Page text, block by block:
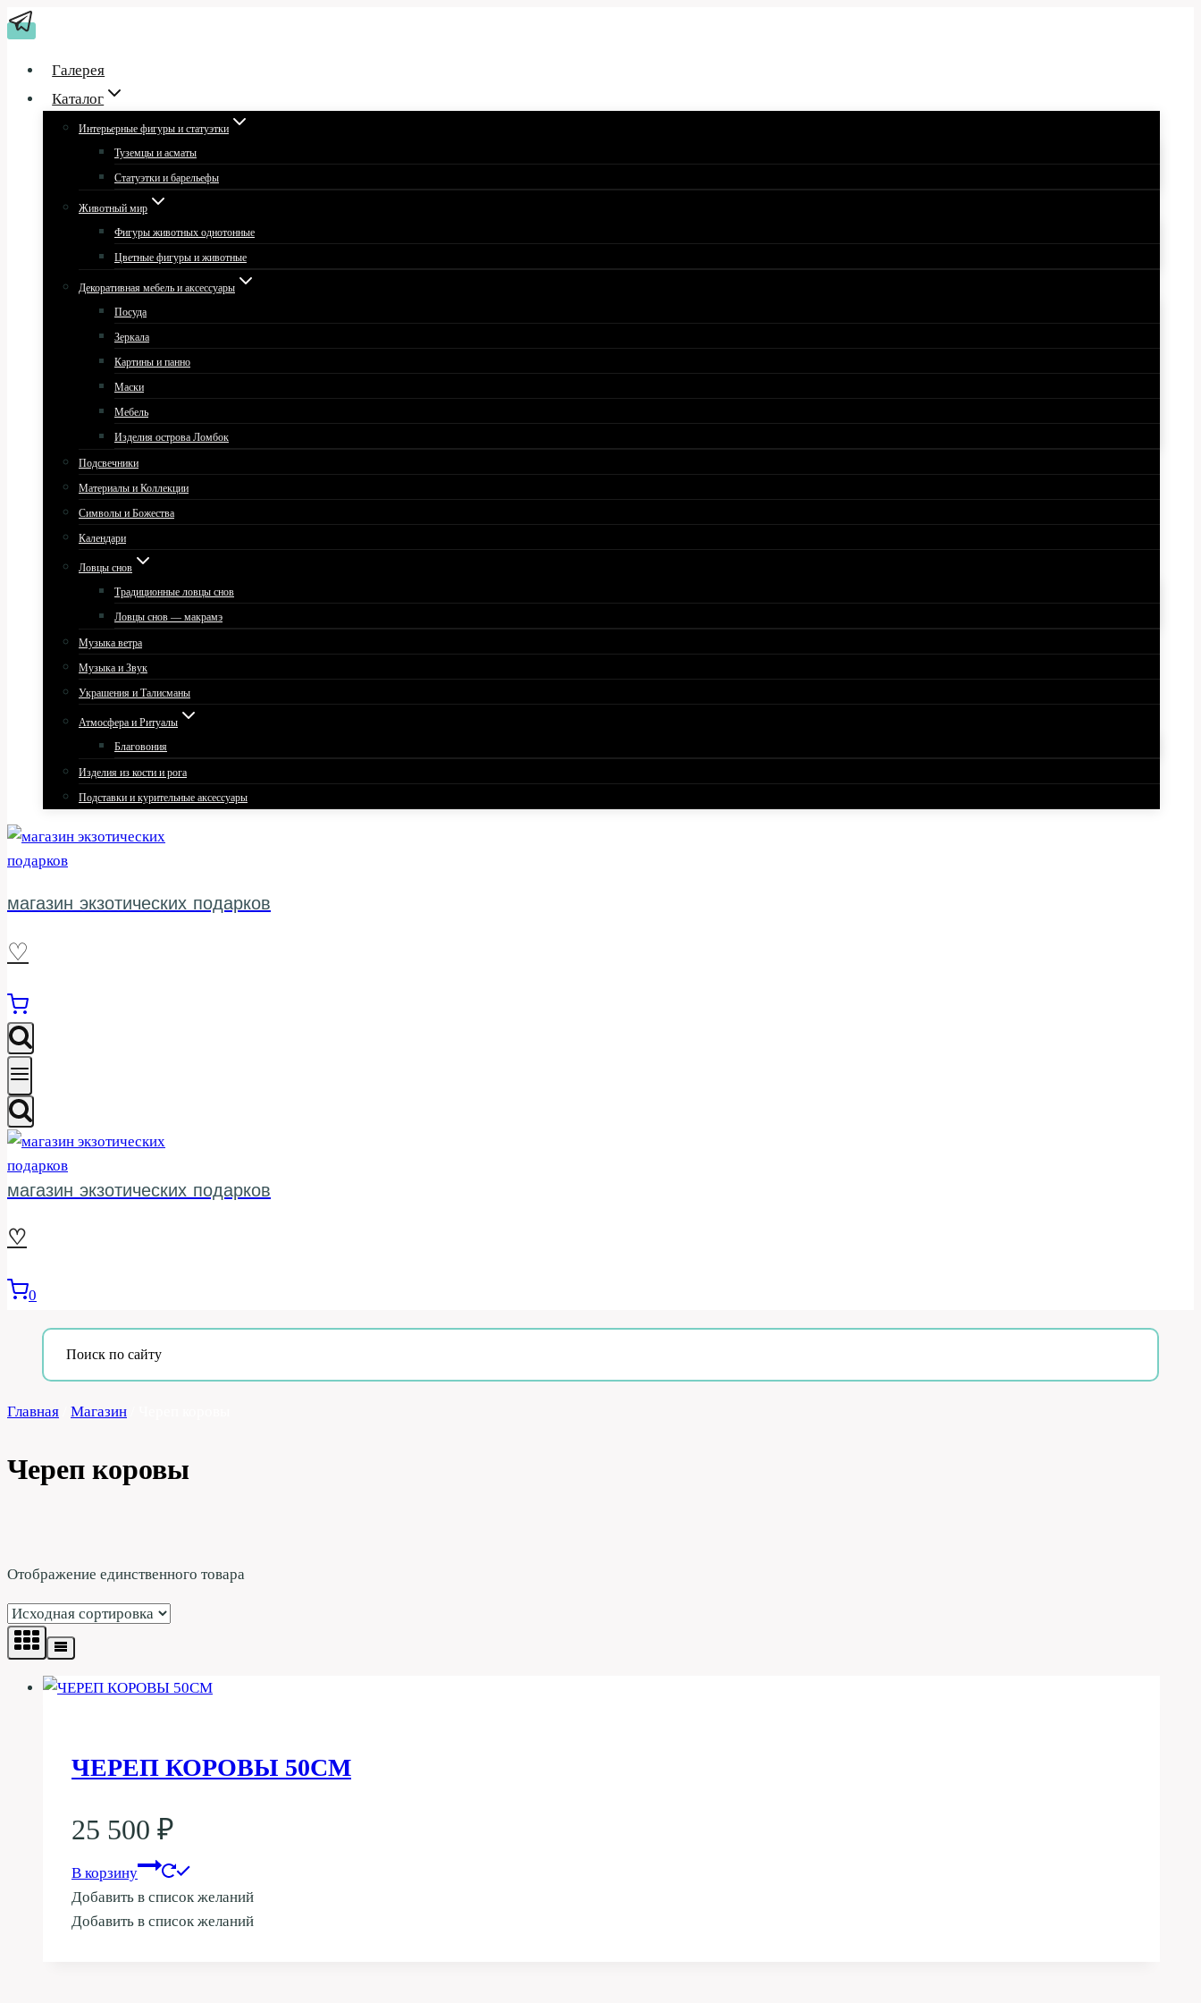
Перейти
к
содержимому
Галерея
Каталог
Интерьерные фигуры и статуэтки
Туземцы и асматы
Статуэтки и барельефы
Животный мир
Фигуры животных однотонные
Цветные фигуры и животные
Декоративная мебель и аксессуары
Посуда
Зеркала
Картины и панно
Маски
Мебель
Изделия острова Ломбок
Подсвечники
Материалы и Коллекции
Символы и Божества
Календари
Ловцы снов
Традиционные ловцы снов
Ловцы снов — макрамэ
Музыка ветра
Музыка и Звук
Украшения и Талисманы
Атмосфера и Ритуалы
Благовония
Изделия из кости и рога
Подставки и курительные аксессуары
магазин экзотических подарков
♡
магазин экзотических подарков
♡
0
Главная Магазин
Череп коровы
Отображение единственного товара
ЧЕРЕП КОРОВЫ 50СМ
25 500 ₽
В корзину
Добавить в список желаний
Добавить в список желаний